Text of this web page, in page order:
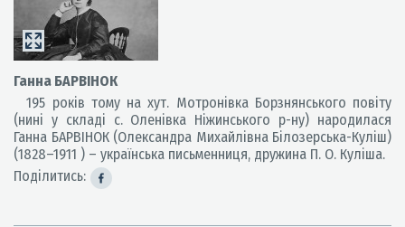
Ганна БАРВІНОК
195 років тому на хут. Мотронівка Борзнянського повіту
(нині у складі с. Оленівка Ніжинського р-ну) народилася
Ганна БАРВІНОК (Олександра Михайлівна Білозерська-Куліш)
(1828–1911 ) – українська письменниця, дружина П. О. Куліша.
Поділитись: